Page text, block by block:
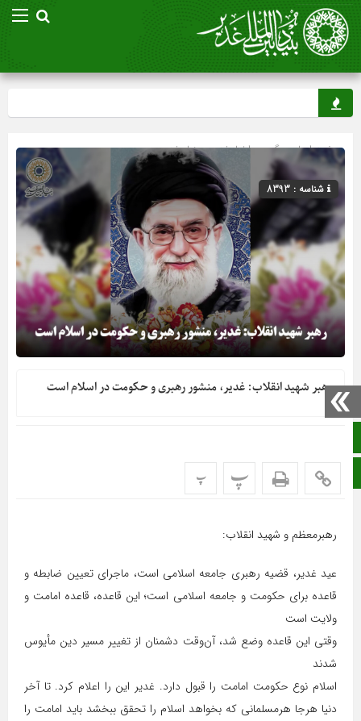
صفحه اصلی» گروه »اخبار غدیر»بنیاد غدیر
شناسه : 8393
رهبر شهید انقلاب: غدیر، منشور رهبری و حکومت در اسلام است
پ پ
رهبرمعظم و شهید انقلاب:
عید غدیر، قضیه رهبری جامعه اسلامی است، ماجرای تعیین ضابطه و
قاعده برای حکومت و جامعه اسلامی است؛ این قاعده، قاعده امامت و
ولایت است
وقتی این قاعده وضع شد، آن‌وقت دشمنان از تغییر مسیر دین مأیوس
شدند
اسلام نوع حکومت امامت را قبول دارد. غدیر این را اعلام کرد. تا آخر
دنیا هرجا هرمسلمانی که بخواهد اسلام را تحقق ببخشد باید امامت را